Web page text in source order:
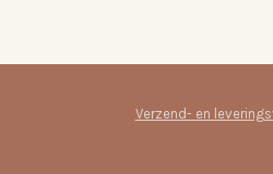
Verzend- en